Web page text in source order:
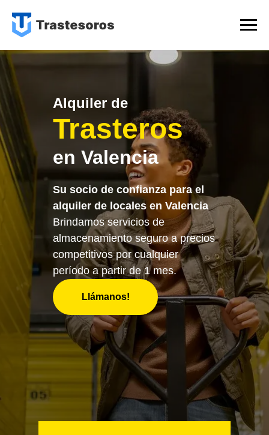
Alquiler de
Trasteros
en Valencia
Su socio de confianza para el
alquiler de locales en Valencia
Brindamos servicios de
almacenamiento seguro a precios
competitivos por cualquier
período a partir de 1 mes.
Llámanos!